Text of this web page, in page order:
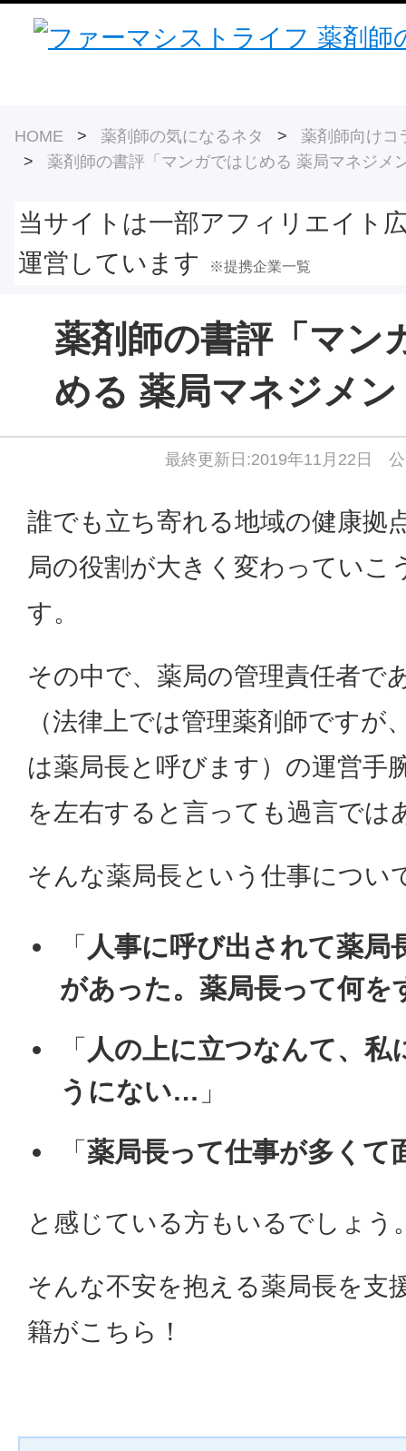
HOME > 薬剤師の気になるネタ > 薬剤師向けコ
> 薬剤師の書評「マンガではじめる 薬局マネジメ
当サイトは一部アフィリエイト
運営しています
※提携企業一覧
薬剤師の書評「マン
める 薬局マネジメン
最終更新日:2019年11月22日
誰でも立ち寄れる地域の健康拠
局の役割が大きく変わっていこ
す。
その中で、薬局の管理責任者で
（法律上では管理薬剤師ですが
は薬局長と呼びます）の運営手
を左右すると言っても過言では
そんな薬局長という仕事につい
「 人事に呼び出されて薬局
があった。薬局長って何を
「 人の上に立つなんて、私
うにない… 」
「 薬局長って仕事が多くて
と感じている方もいるでしょう
そんな不安を抱える薬局長を支
籍がこちら！